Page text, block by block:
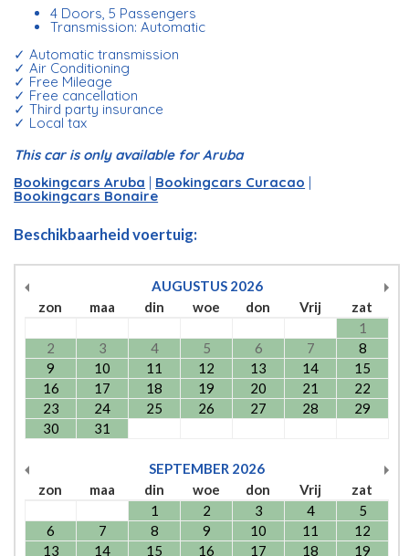
4 Doors, 5 Passengers
Transmission: Automatic
✓ Automatic transmission
✓ Air Conditioning
✓ Free Mileage
✓ Free cancellation
✓ Third party insurance
✓ Local tax
This car is only available for Aruba
Bookingcars Aruba | Bookingcars Curacao |
Bookingcars Bonaire
Beschikbaarheid voertuig:
AUGUSTUS 2026
zon
maa din woe don Vrij
zat
1
2
3 4 5 6 7
8
9
10 11 12 13 14
15
16
17 18 19 20 21
22
23
24 25 26 27 28
29
30
31
SEPTEMBER 2026
zon
maa din woe don Vrij
zat
1
2 3 4
5
6
7 8 9 10 11
12
13
14 15 16 17 18
19